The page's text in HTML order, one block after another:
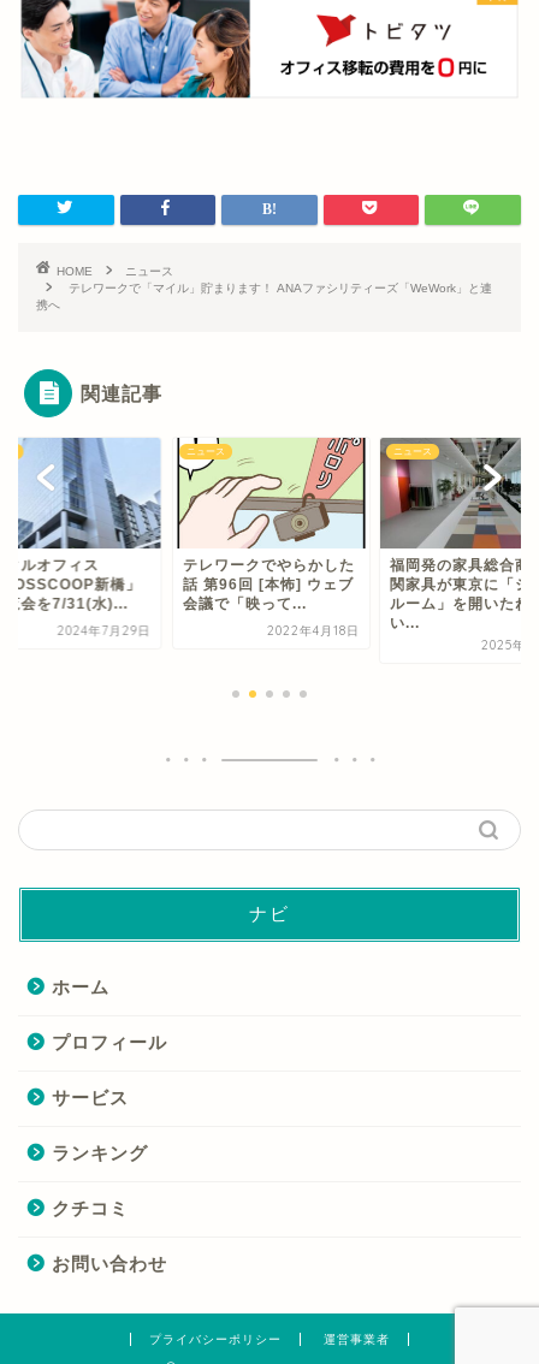
HOME
ニュース
テレワークで「マイル」貯まります！ ANAファシリティーズ「WeWork」と連
携へ
関連記事
タルオフィス
新橋」
覧会を7/31(水)...
2024年7月29日
ニュース
テレワークでやらかした
話 第96回 [本怖] ウェブ
会議で「映って...
2022年4月18日
ニュース
福岡発の家具総合商
関家具が東京に「シ
ルーム」を開いたね
い...
2025年4
ナビ
ホーム
プロフィール
サービス
ランキング
クチコミ
お問い合わせ
プライバシーポリシー 運営事業者